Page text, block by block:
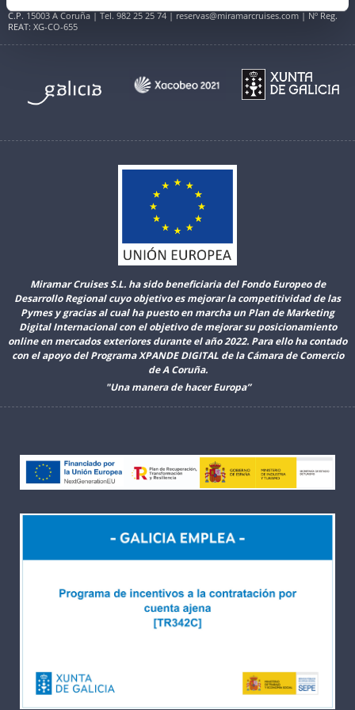
C.P. 15003 A Coruña | Tel. 982 25 25 74 | reservas@miramarcruises.com | Nº Reg.
REAT: XG-CO-655
Miramar Cruises S.L. ha sido beneficiaria del Fondo Europeo de
Desarrollo Regional cuyo objetivo es mejorar la competitividad de las
Pymes y gracias al cual ha puesto en marcha un Plan de Marketing
Digital Internacional con el objetivo de mejorar su posicionamiento
online en mercados exteriores durante el año 2022. Para ello ha contado
con el apoyo del Programa XPANDE DIGITAL de la Cámara de Comercio
de A Coruña.
"Una manera de hacer Europa”